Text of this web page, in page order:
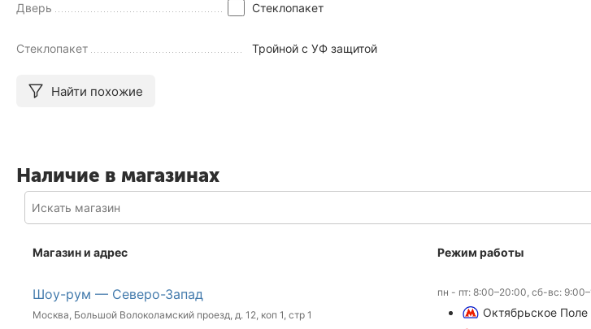
Дверь Стеклопакет
Стеклопакет Тройной с УФ защитой
Найти похожие
Наличие в магазинах
Магазин и адрес Режим работы
Шоу-рум — Северо-Запад
Москва, Большой Волоколамский проезд, д. 12, коп 1, стр 1
пн - пт: 8:00–20:00, сб-вс:
Октябрьское Поле